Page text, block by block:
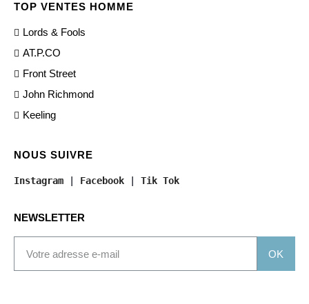
TOP VENTES HOMME
Lords & Fools
AT.P.CO
Front Street
John Richmond
Keeling
NOUS SUIVRE
Instagram Facebook Tik Tok
NEWSLETTER
OK